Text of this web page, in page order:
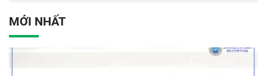
MỚI NHẤT